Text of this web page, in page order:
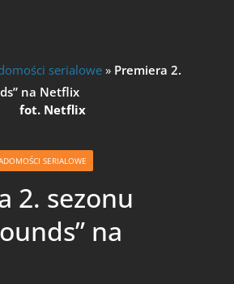
serialowe» Premiera 2.
na Netflix
fot. Netflix
SERIALOWE
2. sezonu
na